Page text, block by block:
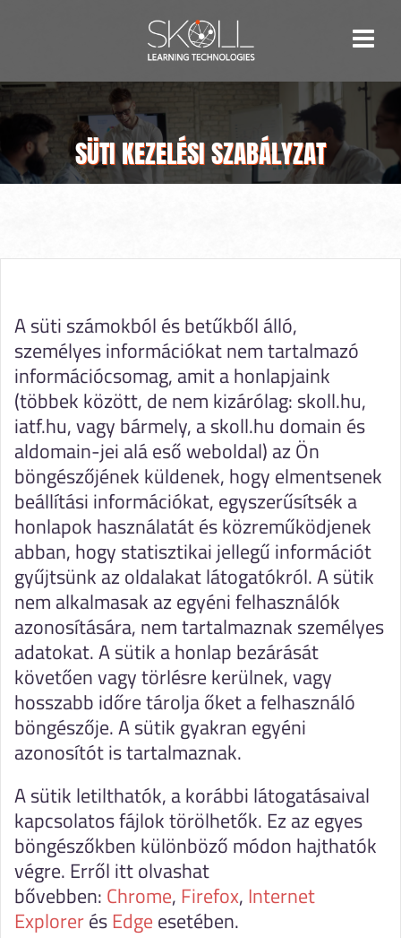
SÜTI KEZELÉSI SZABÁLYZAT
A süti számokból és betűkből álló,
személyes információkat nem tartalmazó
információcsomag, amit a honlapjaink
(többek között, de nem kizárólag: skoll.hu,
iatf.hu, vagy bármely, a skoll.hu domain és
aldomain-jei alá eső weboldal) az Ön
böngészőjének küldenek, hogy elmentsenek
beállítási információkat, egyszerűsítsék a
honlapok használatát és közreműködjenek
abban, hogy statisztikai jellegű információt
gyűjtsünk az oldalakat látogatókról. A sütik
nem alkalmasak az egyéni felhasználók
azonosítására, nem tartalmaznak személyes
adatokat. A sütik a honlap bezárását
követően vagy törlésre kerülnek, vagy
hosszabb időre tárolja őket a felhasználó
böngészője. A sütik gyakran egyéni
azonosítót is tartalmaznak.
A sütik letilthatók, a korábbi látogatásaival
kapcsolatos fájlok törölhetők. Ez az egyes
böngészőkben különböző módon hajthatók
végre. Erről itt olvashat
bővebben: Chrome, Firefox, Internet
Explorerés Edge esetében.